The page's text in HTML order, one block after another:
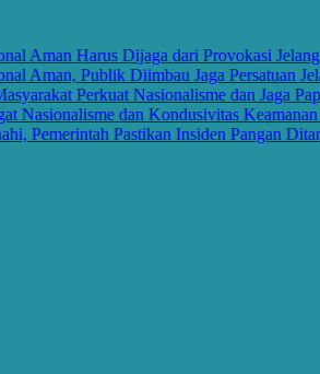
Aman Harus Dijaga dari Provokasi Jelang
Aman, Publik Diimbau Jaga Persatuan
Perkuat Nasionalisme dan Jaga
dan Kondusivitas Keamanan
Pastikan Insiden Pangan